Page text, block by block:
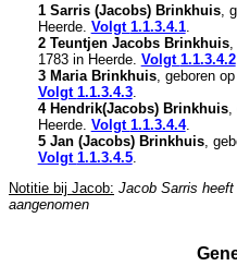
1 Sarris (Jacobs) Brinkhuis,
Heerde. Volgt 1.1.3.4.1.
2 Teuntjen Jacobs Brinkhuis,
1783 in Heerde. Volgt 1.1.3.4.2.
3 Maria Brinkhuis, geboren
Volgt 1.1.3.4.3.
4 Hendrik(Jacobs) Brinkhuis,
Heerde. Volgt 1.1.3.4.4.
5 Jan (Jacobs) Brinkhuis,
Volgt 1.1.3.4.5.
Notitie bij Jacob: Jacob Sarris
aangenomen